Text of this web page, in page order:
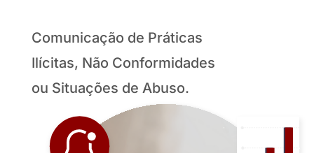
Comunicação de Práticas
Ilícitas, Não Conformidades
ou Situações de Abuso.